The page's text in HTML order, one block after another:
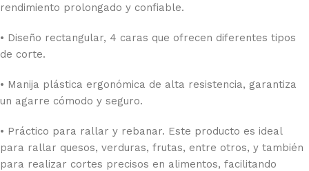
rendimiento prolongado y confiable.
• Diseño rectangular, 4 caras que ofrecen diferentes tipos
de corte.
• Manija plástica ergonómica de alta resistencia, garantiza
un agarre cómodo y seguro.
• Práctico para rallar y rebanar. Este producto es ideal
para rallar quesos, verduras, frutas, entre otros, y también
para realizar cortes precisos en alimentos, facilitando